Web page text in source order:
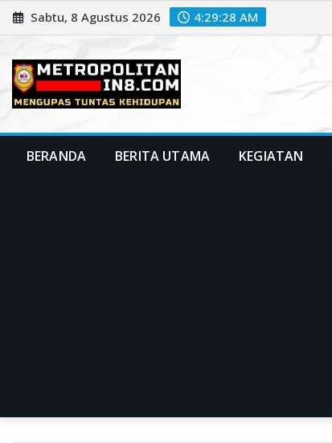
Skip
to
Sabtu, 8 Agustus 2026 4:29:29 AM
BERANDA BERITA UTAMA KEGIATAN